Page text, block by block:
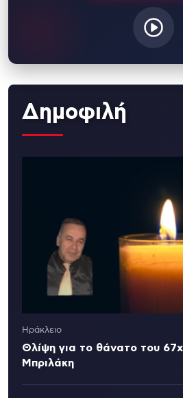
Δημοφιλή
Ηράκλειο
Θλίψη για το θάνατο του
Μπριλάκη